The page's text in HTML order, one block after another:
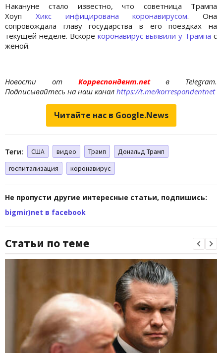
Накануне стало известно, что советница Трампа
Хоуп Хикс инфицирована коронавирусом. Она
сопровождала главу государства в его поездках на
текущей неделе. Вскоре коронавирус выявили у Трампа с
женой.
Новости отКорреспондент.netв Telegram.
Подписывайтесь на наш канал https://t.me/korrespondentnet
Читайте нас в Google.News
Теги: США видео Трамп
Дональд Трамп
госпитализация
коронавирус
Не пропусти другие интересные статьи, подпишись:
bigmir)net в facebook
Статьи по теме